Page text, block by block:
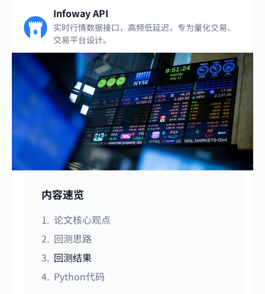
Infoway API
实时行情数据接口，高频低延迟，专为量化交易、
交易平台设计。
内容速览
论文核心观点
回测思路
回测结果
Python代码